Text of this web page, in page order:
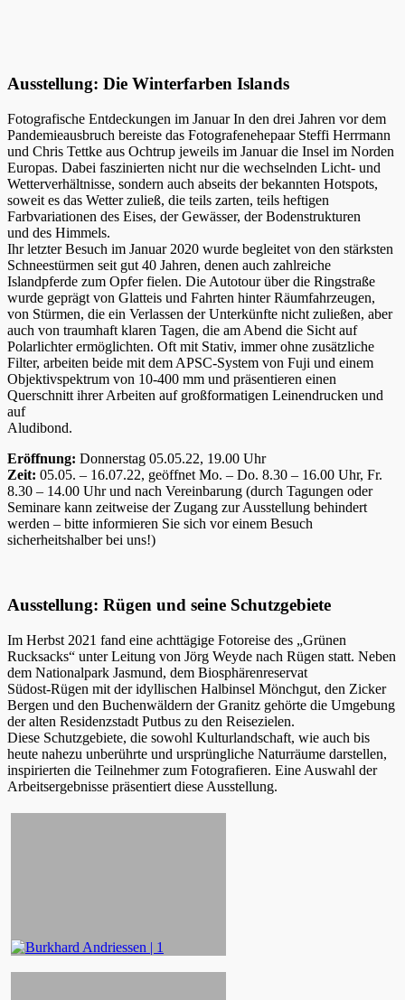
Ausstellung: Die Winterfarben Islands
Fotografische Entdeckungen im Januar In den drei Jahren vor dem
Pandemieausbruch bereiste das Fotografenehepaar Steffi Herrmann
und Chris Tettke aus Ochtrup jeweils im Januar die Insel im Norden
Europas. Dabei faszinierten nicht nur die wechselnden Licht- und
Wetterverhältnisse, sondern auch abseits der bekannten Hotspots,
soweit es das Wetter zuließ, die teils zarten, teils heftigen
Farbvariationen des Eises, der Gewässer, der Bodenstrukturen
und des Himmels.
Ihr letzter Besuch im Januar 2020 wurde begleitet von den stärksten
Schneestürmen seit gut 40 Jahren, denen auch zahlreiche
Islandpferde zum Opfer fielen. Die Autotour über die Ringstraße
wurde geprägt von Glatteis und Fahrten hinter Räumfahrzeugen,
von Stürmen, die ein Verlassen der Unterkünfte nicht zuließen, aber
auch von traumhaft klaren Tagen, die am Abend die Sicht auf
Polarlichter ermöglichten. Oft mit Stativ, immer ohne zusätzliche
Filter, arbeiten beide mit dem APSC-System von Fuji und einem
Objektivspektrum von 10-400 mm und präsentieren einen
Querschnitt ihrer Arbeiten auf großformatigen Leinendrucken und
auf
Aludibond.
Eröffnung: Donnerstag 05.05.22, 19.00 Uhr
Zeit: 05.05. – 16.07.22, geöffnet Mo. – Do. 8.30 – 16.00 Uhr, Fr.
8.30 – 14.00 Uhr und nach Vereinbarung (durch Tagungen oder
Seminare kann zeitweise der Zugang zur Ausstellung behindert
werden – bitte informieren Sie sich vor einem Besuch
sicherheitshalber bei uns!)
Ausstellung: Rügen und seine Schutzgebiete
Im Herbst 2021 fand eine achttägige Fotoreise des „Grünen
Rucksacks“ unter Leitung von Jörg Weyde nach Rügen statt. Neben
dem Nationalpark Jasmund, dem Biosphärenreservat
Südost-Rügen mit der idyllischen Halbinsel Mönchgut, den Zicker
Bergen und den Buchenwäldern der Granitz gehörte die Umgebung
der alten Residenzstadt Putbus zu den Reisezielen.
Diese Schutzgebiete, die sowohl Kulturlandschaft, wie auch bis
heute nahezu unberührte und ursprüngliche Naturräume darstellen,
inspirierten die Teilnehmer zum Fotografieren. Eine Auswahl der
Arbeitsergebnisse präsentiert diese Ausstellung.